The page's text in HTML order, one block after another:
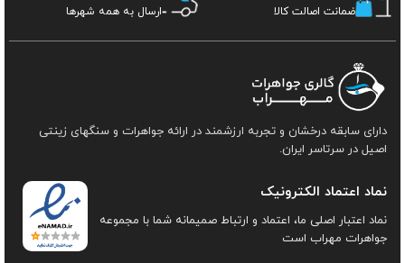
ضمانت اصالت کالا ارسال به همه شهرها
دارای سابقه درخشان و تجربه ارزشمند در ارائه جواهرات و سنگهای زینتی
اصیل در سرتاسر ایران.
نماد اعتماد الکترونیک
نماد اعتبار اصلی ما، اعتماد و ارتباط صمیمانه شما با مجموعه
جواهرات مهراب است